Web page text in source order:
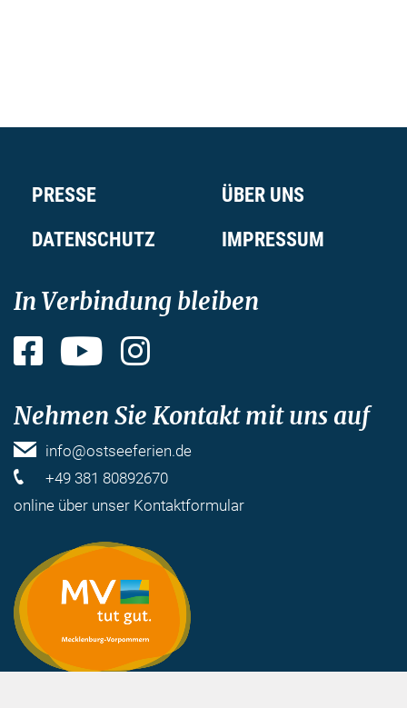
PRESSE
ÜBER UNS
DATENSCHUTZ
IMPRESSUM
In Verbindung bleiben
Facebook YouTube
Nehmen Sie Kontakt mit uns auf
info@ostseeferien.de
+49 381 80892670
online über unser Kontaktformular